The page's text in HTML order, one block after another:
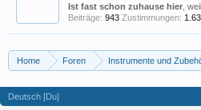
Ist fast schon zuhause hier ,
Beiträge: 943 Zustimmungen:
Home Foren Instrumente und
Deutsch [Du]